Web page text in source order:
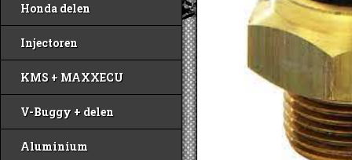
Honda delen
Injectoren
KMS + MAXXECU
V-Buggy + delen
Aluminium